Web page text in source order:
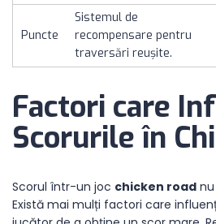
Puncte
Sistemul de
recompensare pentru
traversări reușite.
Factori care
Scorurile în
Scorul într-un joc chicken road
Există mai mulți factori care